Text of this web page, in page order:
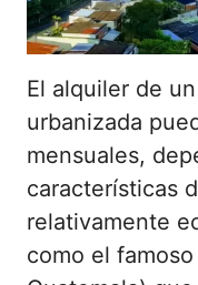
El alquiler de
urbanizada
mensuales,
características
relativamente
como el